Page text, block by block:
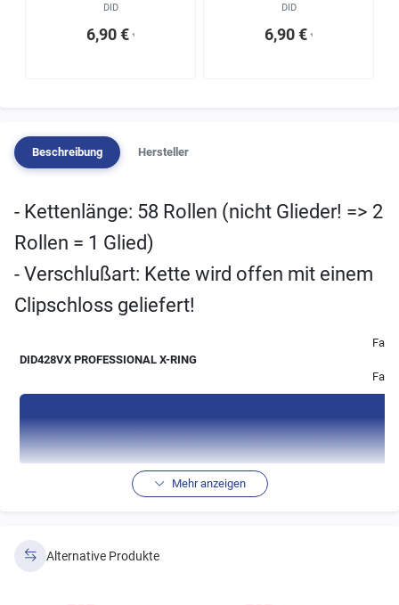
DID
6,90 € ¹
DID
6,90 € ¹
Beschreibung Hersteller
- Kettenlänge: 58 Rollen (nicht Glieder! => 2
Rollen = 1 Glied)
- Verschlußart: Kette wird offen mit einem
Clipschloss geliefert!
DID428VX PROFESSIONAL X-RING
technische Daten der DID428VX
Laschenstärke
Mehr anzeigen
Alternative Produkte